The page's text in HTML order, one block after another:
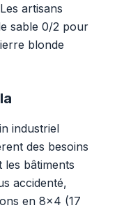
artisans
sable 0/2 pour
blonde
industriel
des besoins
bâtiments
accidenté,
en 8x4 (17